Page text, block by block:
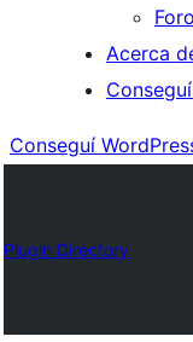
Acerca
Conseguí
Plugin Directory